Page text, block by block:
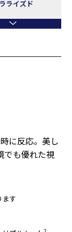
ライズド
に反応。美し
でも優れた視
ます